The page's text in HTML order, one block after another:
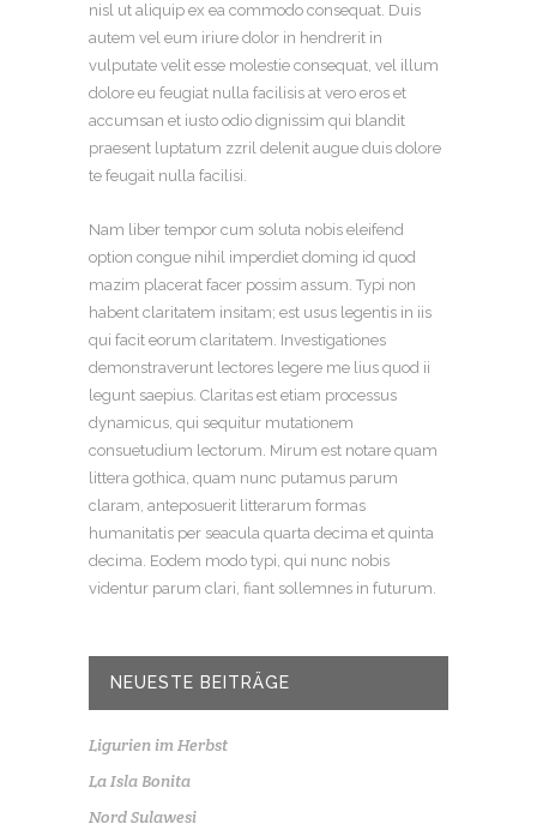
nisl ut aliquip ex ea commodo consequat. Duis
autem vel eum iriure dolor in hendrerit in
vulputate velit esse molestie consequat, vel illum
dolore eu feugiat nulla facilisis at vero eros et
accumsan et iusto odio dignissim qui blandit
praesent luptatum zzril delenit augue duis dolore
te feugait nulla facilisi.
Nam liber tempor cum soluta nobis eleifend
option congue nihil imperdiet doming id quod
mazim placerat facer possim assum. Typi non
habent claritatem insitam; est usus legentis in iis
qui facit eorum claritatem. Investigationes
demonstraverunt lectores legere me lius quod ii
legunt saepius. Claritas est etiam processus
dynamicus, qui sequitur mutationem
consuetudium lectorum. Mirum est notare quam
littera gothica, quam nunc putamus parum
claram, anteposuerit litterarum formas
humanitatis per seacula quarta decima et quinta
decima. Eodem modo typi, qui nunc nobis
videntur parum clari, fiant sollemnes in futurum.
NEUESTE BEITRÄGE
Ligurien im Herbst
La Isla Bonita
Nord Sulawesi